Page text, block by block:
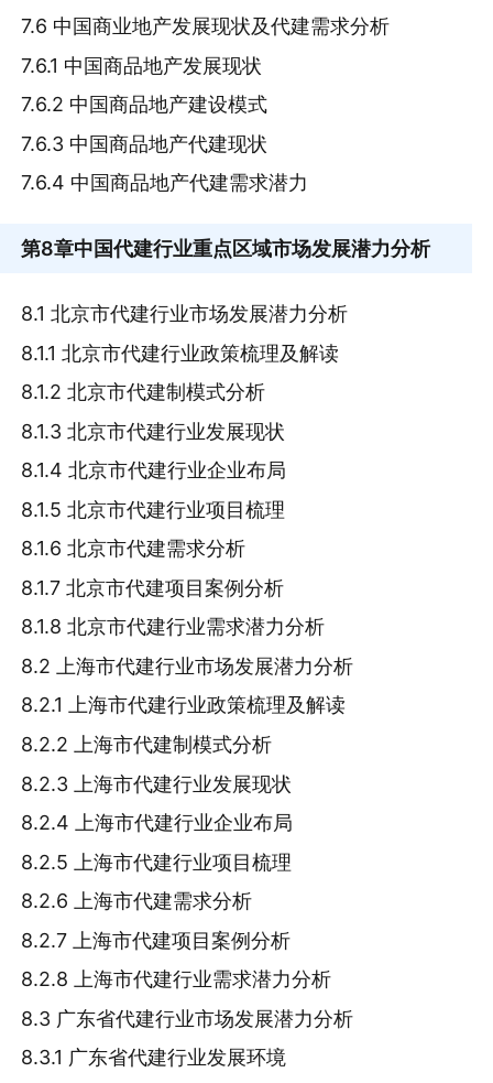
7.6 中国商业地产发展现状及代建需求分析
7.6.1 中国商品地产发展现状
7.6.2 中国商品地产建设模式
7.6.3 中国商品地产代建现状
7.6.4 中国商品地产代建需求潜力
第8章中国代建行业重点区域市场发展潜力分析
8.1 北京市代建行业市场发展潜力分析
8.1.1 北京市代建行业政策梳理及解读
8.1.2 北京市代建制模式分析
8.1.3 北京市代建行业发展现状
8.1.4 北京市代建行业企业布局
8.1.5 北京市代建行业项目梳理
8.1.6 北京市代建需求分析
8.1.7 北京市代建项目案例分析
8.1.8 北京市代建行业需求潜力分析
8.2 上海市代建行业市场发展潜力分析
8.2.1 上海市代建行业政策梳理及解读
8.2.2 上海市代建制模式分析
8.2.3 上海市代建行业发展现状
8.2.4 上海市代建行业企业布局
8.2.5 上海市代建行业项目梳理
8.2.6 上海市代建需求分析
8.2.7 上海市代建项目案例分析
8.2.8 上海市代建行业需求潜力分析
8.3 广东省代建行业市场发展潜力分析
8.3.1 广东省代建行业发展环境